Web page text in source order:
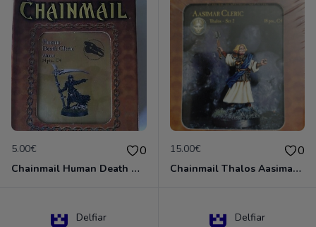
5.00€ 0
Chainmail Human Death Cleric
15.00€ 0
Chainmail Thalos Aasimar Cleric
Delfiar Delfiar